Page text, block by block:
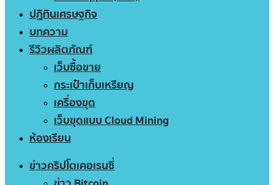
ปฏิทินเศรษฐกิจ
บทความ
รีวิวผลิตภัณฑ์
เว็บซื้อขาย
กระเป๋าเก็บเหรียญ
เครื่องขุด
เว็บขุดแบบ Cloud Mining
ห้องเรียน
ข่าวคริปโตเคอเรนซี่